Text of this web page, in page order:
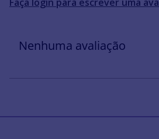
Nenhuma avaliação